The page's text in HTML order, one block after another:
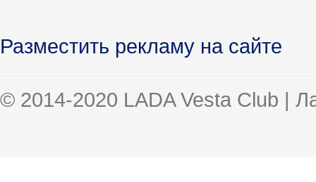
Разместить рекламу на сайте
© 2014-2020 LADA Vesta Club |